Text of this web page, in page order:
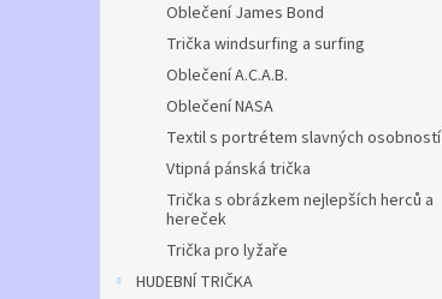
Oblečení James Bond
Trička windsurfing a surfing
Oblečení A.C.A.B.
Oblečení NASA
Textil s portrétem slavných osobností
Vtipná pánská trička
Trička s obrázkem nejlepších herců a
hereček
Trička pro lyžaře
HUDEBNÍ TRIČKA